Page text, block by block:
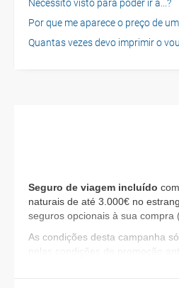
Necessito visto para poder ir a...?
Por que me aparece o preço de
Quantas vezes devo imprimir o
Seguro de viagem incluído
naturais de até 3.000€ no
seguros opcionais à sua compra
As condições desta campanha
pelas condições de promoção